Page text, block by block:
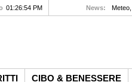
CIBO & BENESSERE
01:26:54 PM News:
Notte di San Lorenzo ed eclissi totale di